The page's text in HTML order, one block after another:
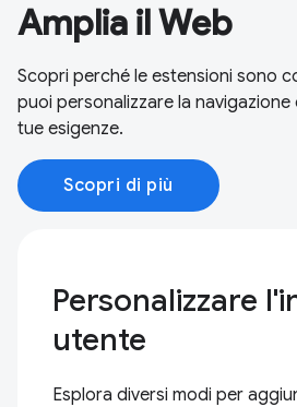
Amplia il Web
Scopri perché le estensioni sono
puoi personalizzare la navigazione
tue esigenze.
Scopri di più
Personalizzare
utente
Esplora diversi modi per